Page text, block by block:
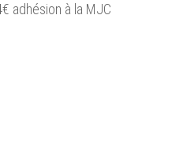
adhésion à la MJC